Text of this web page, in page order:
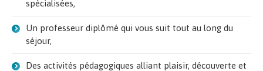
spécialisées,
Un professeur diplômé qui vous suit tout au long du
séjour,
Des activités pédagogiques alliant plaisir, découverte et